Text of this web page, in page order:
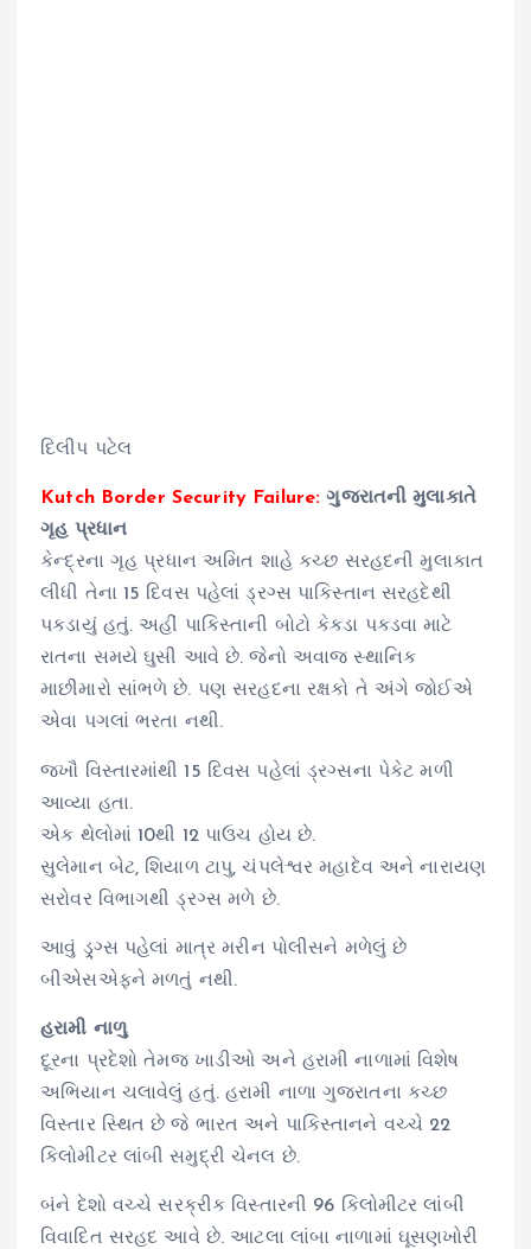
દિલીપ પટેલ
Kutch Border Security Failure: ગુજરાતની મુલાકાતે
ગૃહ પ્રધાન
કેન્દ્રના ગૃહ પ્રધાન અમિત શાહે કચ્છ સરહદની મુલાકાત
લીધી તેના 15 દિવસ પહેલાં ડ્રગ્સ પાકિસ્તાન સરહદેથી
પકડાયું હતું. અહીં પાકિસ્તાની બોટો કેકડા પકડવા માટે
રાતના સમયે ઘુસી આવે છે. જેનો અવાજ સ્થાનિક
માછીમારો સાંભળે છે. પણ સરહદના રક્ષકો તે અંગે જોઈએ
એવા પગલાં ભરતા નથી.
જખૌ વિસ્તારમાંથી 15 દિવસ પહેલાં ડ્રગ્સના પેકેટ મળી
આવ્યા હતા.
એક થેલોમાં 10થી 12 પાઉચ હોય છે.
સુલેમાન બેટ, શિયાળ ટાપુ, ચંપલેશ્વર મહાદેવ અને નારાયણ
સરોવર વિભાગથી ડ્રગ્સ મળે છે.
આવું ડ્ર્ગ્સ પહેલાં માત્ર મરીન પોલીસને મળેલું છે
બીએસએફને મળતું નથી.
હરામી નાળુ
દૂરના પ્રદેશો તેમજ ખાડીઓ અને હરામી નાળામાં વિશેષ
અભિયાન ચલાવેલું હતું. હરામી નાળા ગુજરાતના કચ્છ
વિસ્તાર સ્થિત છે જે ભારત અને પાકિસ્તાનને વચ્ચે 22
કિલોમીટર લાંબી સમુદ્રી ચેનલ છે.
બંને દેશો વચ્ચે સરક્રીક વિસ્તારની 96 કિલોમીટર લાંબી
વિવાદિત સરહદ આવે છે. આટલા લાંબા નાળામાં ઘૂસણખોરી